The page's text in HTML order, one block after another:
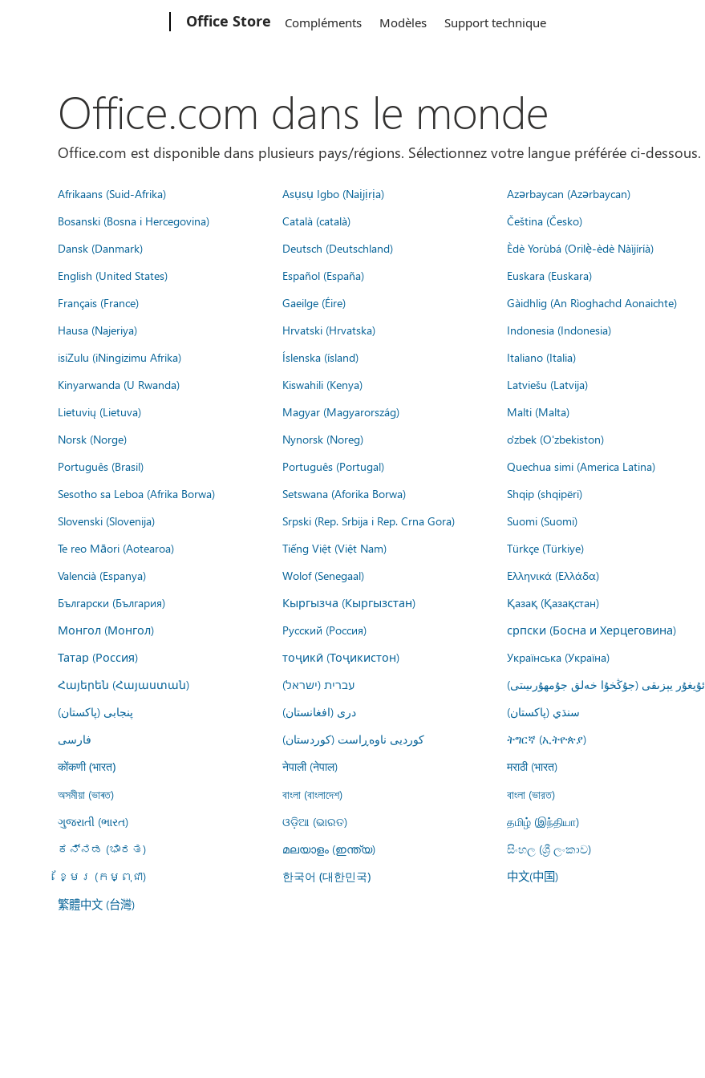
Office Store Compléments Modèles Support technique
Office.com dans le monde
Office.com est disponible dans plusieurs pays/régions. Sélectionnez votre langue préférée ci-dessous.
Afrikaans (Suid-Afrika) Asụsụ Igbo (Naịjịrịa) Azərbaycan (Azərbaycan)
Bosanski (Bosna i Hercegovina)
Català (català) Čeština (Česko)
Dansk (Danmark)
Deutsch (Deutschland) Èdè Yorùbá (Orilẹ̀-èdè Nàìjíríà)
English (United States)
Español (España) Euskara (Euskara)
Français (France)
Gaeilge (Éire) Gàidhlig (An Rìoghachd Aonaichte)
Hausa (Najeriya)
Hrvatski (Hrvatska) Indonesia (Indonesia)
isiZulu (iNingizimu Afrika)
Íslenska (ísland) Italiano (Italia)
Kinyarwanda (U Rwanda)
Kiswahili (Kenya) Latviešu (Latvija)
Lietuvių (Lietuva)
Magyar (Magyarország) Malti (Malta)
Norsk (Norge)
Nynorsk (Noreg) o'zbek (O'zbekiston)
Português (Brasil)
Português (Portugal) Quechua simi (America Latina)
Sesotho sa Leboa (Afrika Borwa)
Setswana (Aforika Borwa) Shqip (shqipëri)
Slovenski (Slovenija)
Srpski (Rep. Srbija i Rep. Crna Gora) Suomi (Suomi)
Te reo Māori (Aotearoa)
Tiếng Việt (Việt Nam) Türkçe (Türkiye)
Valencià (Espanya)
Wolof (Senegaal) Ελληνικά (Ελλάδα)
Български (България)
Кыргызча (Кыргызстан) Қазақ (Қазақстан)
Монгол (Монгол)
Русский (Россия) српски (Босна и Херцеговина)
Татар (Россия)
тоҷикӣ (Тоҷикистон) Українська (Україна)
Հայերեն (Հայաստան)
עברית (ישראל) ئۇيغۇر يېزىقى (جۇڭخۇا خەلق جۇمھۇرىيىتى)
پنجابی (پاکستان)
درى (افغانستان) سنڌي (پاکستان)
فارسى
کوردیی ناوەڕاست (کوردستان) ትግርኛ (ኢትዮጵያ)
कोंकणी (भारत) नेपाली (नेपाल) मराठी (भारत)
অসমীয়া (ভাৰত) বাংলা (বাংলাদেশ) বাংলা (ভারত)
ગુજરાતી (ભારત)
ଓଡ଼ିଆ (ଭାରତ) தமிழ் (இந்தியா)
ಕನ್ನಡ (ಭಾರತ)
മലയാളം (ഇന്ത്യ) සිංහල (ශ්‍රී ලංකාව)
ខ្មែរ (កម្ពុជា)
한국어 (대한민국) 中文(中国)
繁體中文 (台灣)